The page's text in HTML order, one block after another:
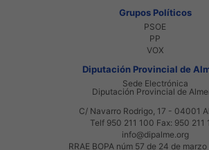
Grupos Políticos
PSOE
PP
VOX
Diputación Provincial de
Sede Electrónica
Diputación Provincial de
C/ Navarro Rodrigo, 17 - 04001
Telf 950 211 100 Fax: 950 211
info@dipalme.org
RRAE BOPA núm 57 de 24 de